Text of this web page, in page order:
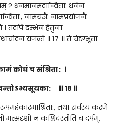
? धनमानमदान्विता: धनेन
नामयज्ञै: नामप्रयोजनै:
। तदपि दम्भेन हेतुना
यजन्ते ॥ १७ ॥ ते चेदृग्भूता
क्रोधं च संश्रिता: ।
॥ १८ ॥
तथा सर्वस्य करणे
मत्सदृशो न कश्चिदस्तीति च दर्पम्,